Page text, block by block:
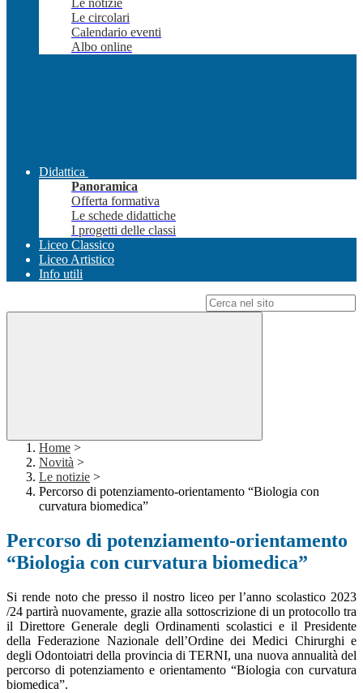
Le notizie
Le circolari
Calendario eventi
Albo online
Didattica
Panoramica
Offerta formativa
Le schede didattiche
I progetti delle classi
Liceo Classico
Liceo Artistico
Info utili
Home >
Novità >
Le notizie >
Percorso di potenziamento-orientamento “Biologia con
curvatura biomedica”
Percorso di potenziamento-orientamento
“Biologia con curvatura biomedica”
Si rende noto che presso il nostro liceo per l’anno scolastico 2023
/24 partirà nuovamente, grazie alla sottoscrizione di un protocollo tra
il Direttore Generale degli Ordinamenti scolastici e il Presidente
della Federazione Nazionale dell’Ordine dei Medici Chirurghi e
degli Odontoiatri della provincia di TERNI, una nuova annualità del
percorso di potenziamento e orientamento “Biologia con curvatura
biomedica”.